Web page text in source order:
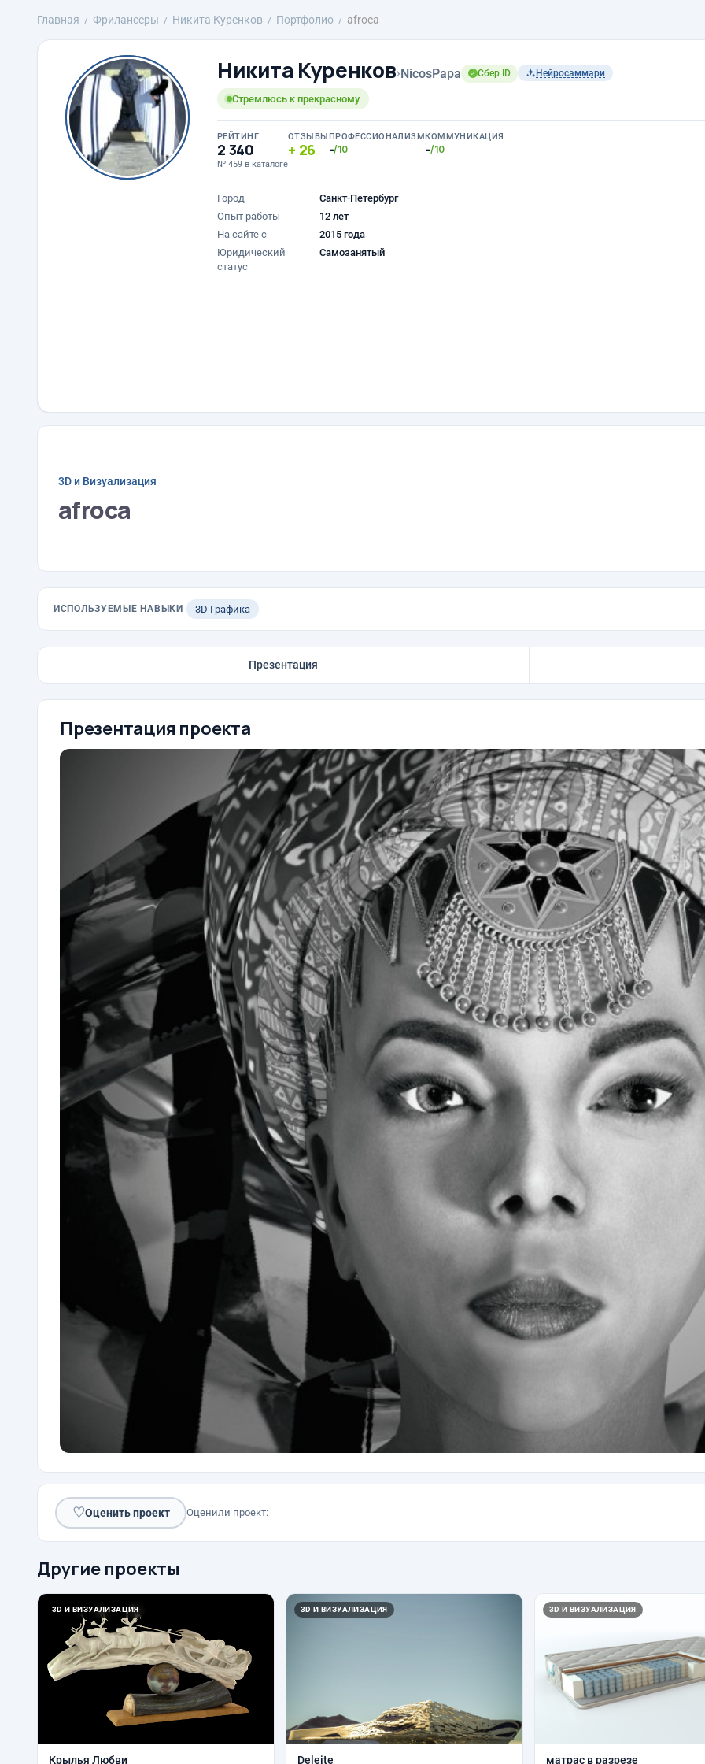
Главная Фрилансеры Никита Куренков Портфолио afroca
Никита Куренков›NicosPapa Сбер ID Нейросаммари
Стремлюсь к прекрасному
РЕЙТИНГ
2 340
№ 459 в каталоге
ОТЗЫВЫ
26
ПРОФЕССИОНАЛИЗМ
-/10
КОММУНИКАЦИЯ
-/10
Город
Санкт-Петербург
Опыт работы
12 лет
На сайте с
2015 года
Юридический
статус
Самозанятый
3D и Визуализация
afroca
ИСПОЛЬЗУЕМЫЕ НАВЫКИ 3D Графика
Презентация
Презентация проекта
♡Оценить проект Оценили проект:
Другие проекты
3D И ВИЗУАЛИЗАЦИЯ
Крылья Любви
3D И ВИЗУАЛИЗАЦИЯ
Deleite
3D И ВИЗУАЛИЗАЦИЯ
матрас в разрезе